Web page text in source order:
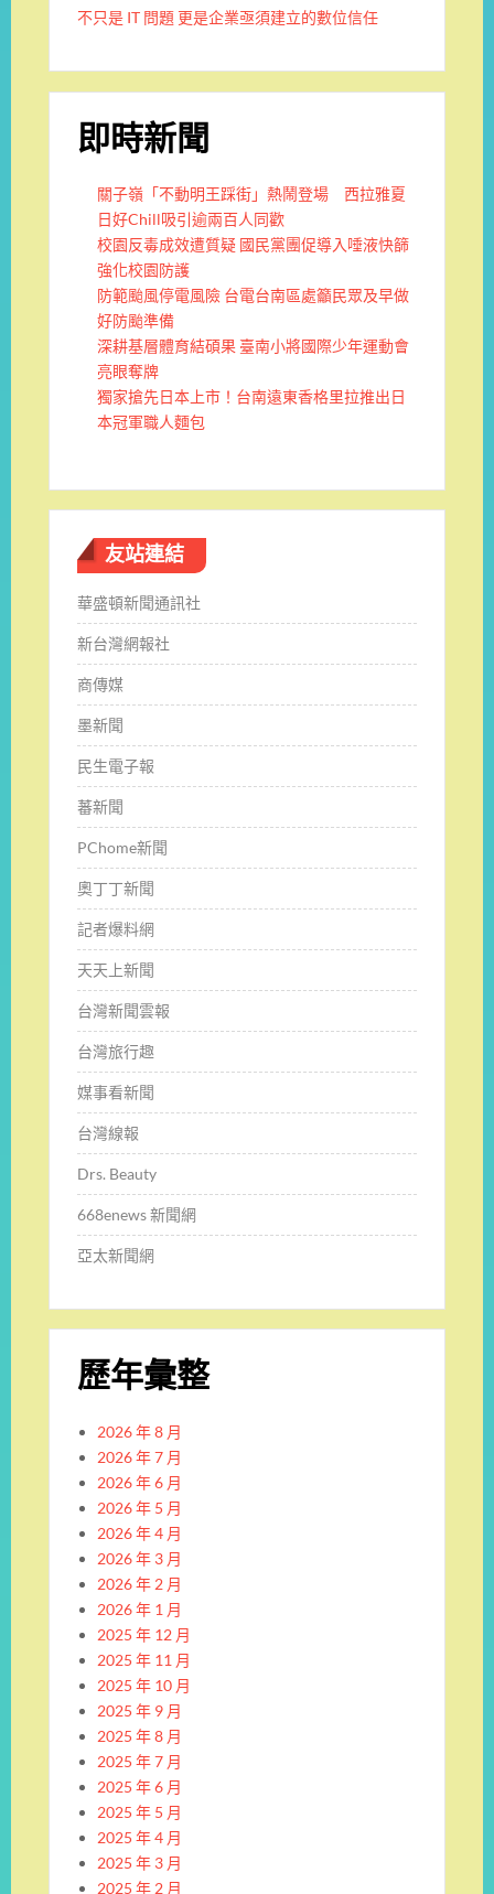
不只是 IT 問題 更是企業亟須建立的數位信任
即時新聞
關子嶺「不動明王踩街」熱鬧登場 西拉雅夏
日好Chill吸引逾兩百人同歡
校園反毒成效遭質疑 國民黨團促導入唾液快篩
強化校園防護
防範颱風停電風險 台電台南區處籲民眾及早做
好防颱準備
深耕基層體育結碩果 臺南小將國際少年運動會
亮眼奪牌
獨家搶先日本上市！台南遠東香格里拉推出日
本冠軍職人麵包
友站連結
華盛頓新聞通訊社
新台灣網報社
商傳媒
墨新聞
民生電子報
蕃新聞
PChome新聞
奧丁丁新聞
記者爆料網
天天上新聞
台灣新聞雲報
台灣旅行趣
媒事看新聞
台灣線報
Drs. Beauty
668enews 新聞網
亞太新聞網
歷年彙整
2026 年 8 月
2026 年 7 月
2026 年 6 月
2026 年 5 月
2026 年 4 月
2026 年 3 月
2026 年 2 月
2026 年 1 月
2025 年 12 月
2025 年 11 月
2025 年 10 月
2025 年 9 月
2025 年 8 月
2025 年 7 月
2025 年 6 月
2025 年 5 月
2025 年 4 月
2025 年 3 月
2025 年 2 月